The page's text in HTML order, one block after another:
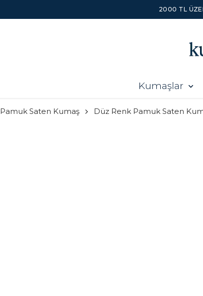
2000 TL
Kumaşlar
Pamuk Saten Kumaş Düz Renk Pamuk Saten